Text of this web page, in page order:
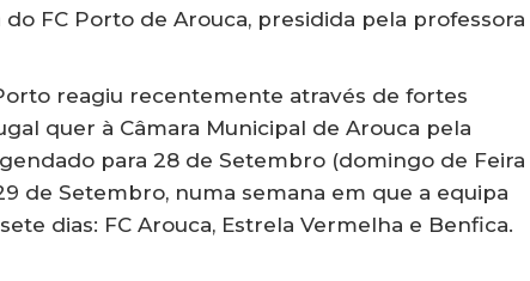
FC Porto de Arouca, presidida pela professora
reagiu recentemente através de fortes
quer à Câmara Municipal de Arouca pela
para 28 de Setembro (domingo de Feira
de Setembro, numa semana em que a equipa
dias: FC Arouca, Estrela Vermelha e Benfica.